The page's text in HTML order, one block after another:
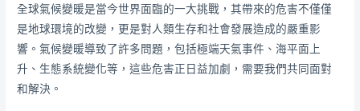
全球氣候變暖是當今世界面臨的一大挑戰，其帶來的危害不僅僅
是地球環境的改變，更是對人類生存和社會發展造成的嚴重影
響。氣候變暖導致了許多問題，包括極端天氣事件、海平面上
升、生態系統變化等，這些危害正日益加劇，需要我們共同面對
和解決。